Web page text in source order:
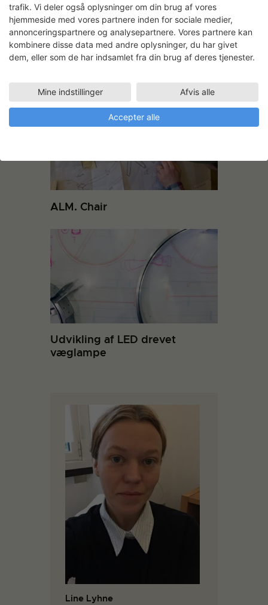
Nina Saunders:
ALM. Chair
Udvikling af LED drevet
væglampe
Line Lyhne
trafik. Vi deler også oplysninger om din brug af vores
hjemmeside med vores partnere inden for sociale medier,
annonceringspartnere og analysepartnere. Vores partnere kan
kombinere disse data med andre oplysninger, du har givet
dem, eller som de har indsamlet fra din brug af deres tjenester.
Mine indstillinger Afvis alle
Accepter alle